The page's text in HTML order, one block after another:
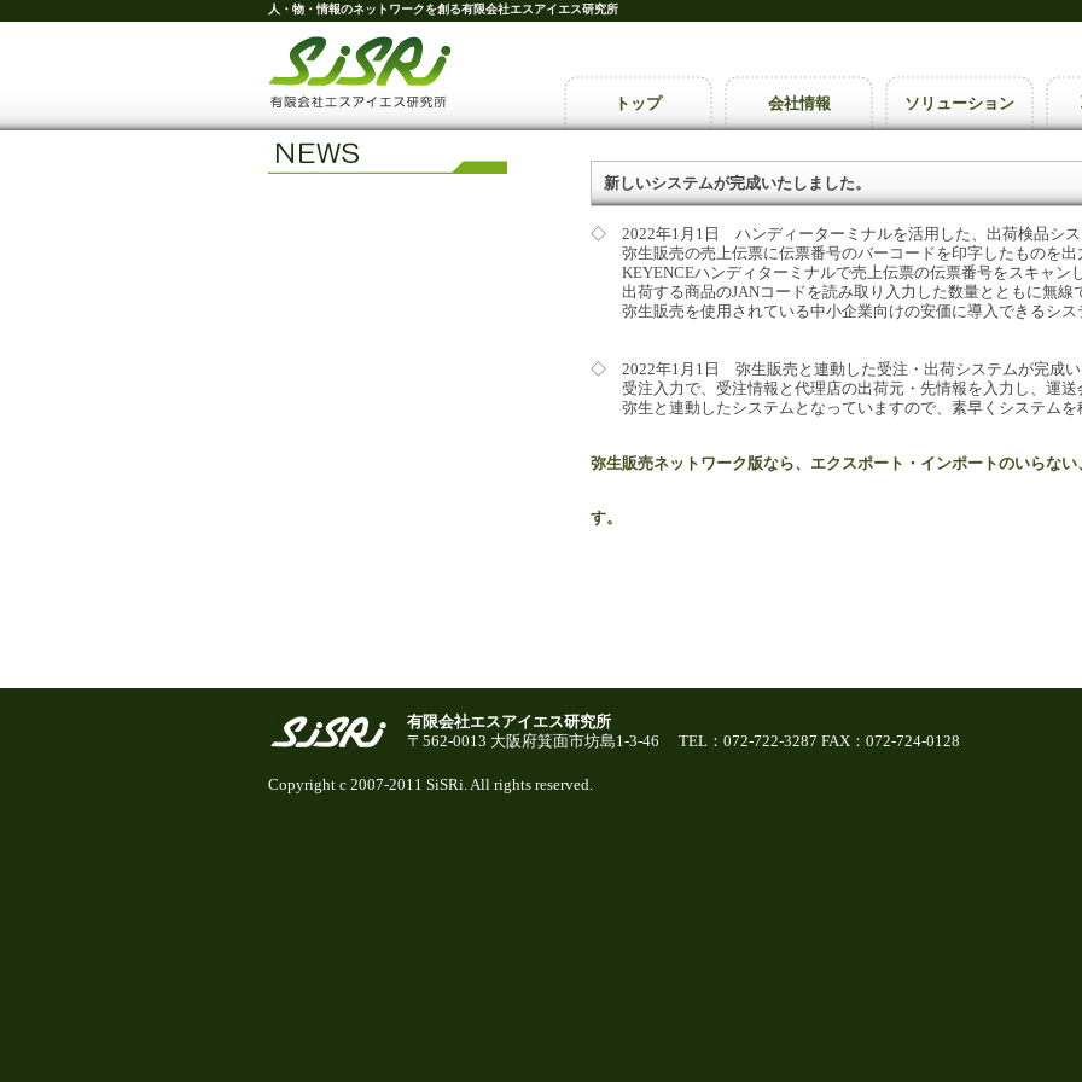
人・物・情報のネットワークを創る有限会社エスアイエス研究所
トップ 会社情報 ソリューション
新しいシステムが完成いたしました。
◇ 2022年1月1日 ハンディーターミナルを活用した、出荷検品シス
弥生販売の売上伝票に伝票番号のバーコードを印字したものを出
KEYENCEハンディターミナルで売上伝票の伝票番号をスキャンし
出荷する商品のJANコードを読み取り入力した数量とともに無線
弥生販売を使用されている中小企業向けの安価に導入できるシス
◇ 2022年1月1日 弥生販売と連動した受注・出荷システムが完成い
受注入力で、受注情報と代理店の出荷元・先情報を入力し、運送
弥生と連動したシステムとなっていますので、素早くシステムを
弥生販売ネットワーク版なら、エクスポート・インポートのいらな
す。
有限会社エスアイエス研究所
〒562-0013 大阪府箕面市坊島1-3-46 TEL：072-722-3287 FAX：072-724-0128
Copyright c 2007-2011 SiSRi. All rights reserved.